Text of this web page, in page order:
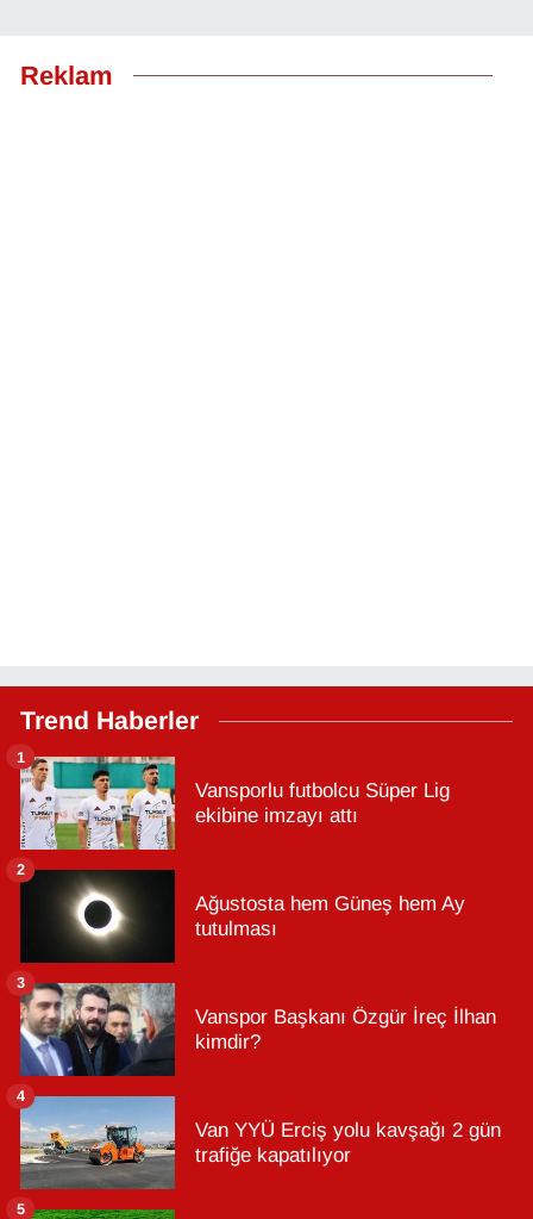
Reklam
Trend Haberler
Vansporlu futbolcu Süper Lig
ekibine imzayı attı
1
Ağustosta hem Güneş hem Ay
tutulması
2
Vanspor Başkanı Özgür İreç İlhan
kimdir?
3
Van YYÜ Erciş yolu kavşağı 2 gün
trafiğe kapatılıyor
4
5